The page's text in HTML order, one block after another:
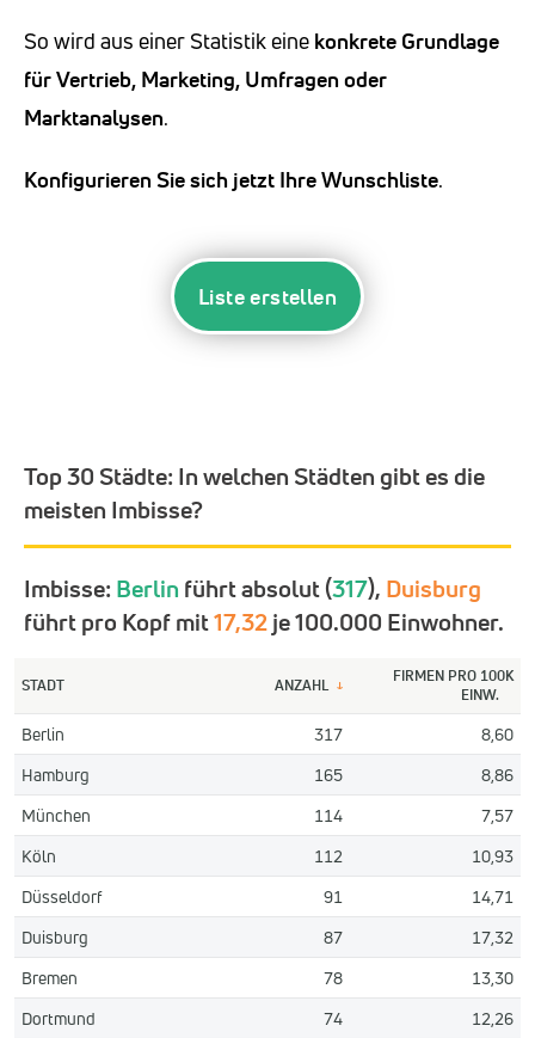
So wird aus einer Statistik eine konkrete Grundlage
für Vertrieb, Marketing, Umfragen oder
Marktanalysen.
Konfigurieren Sie sich jetzt Ihre Wunschliste.
Liste erstellen
Top 30 Städte: In welchen Städten gibt es die
meisten Imbisse?
Imbisse: Berlin führt absolut (317), Duisburg
führt pro Kopf mit17,32je 100.000 Einwohner.
STADT ANZAHL ↓
FIRMEN PRO 100K
EINW.
Berlin 317
8,60
Hamburg
165
8,86
München
114
7,57
Köln
112
10,93
Düsseldorf
91
14,71
Duisburg
87
17,32
Bremen
78
13,30
Dortmund
74
12,26